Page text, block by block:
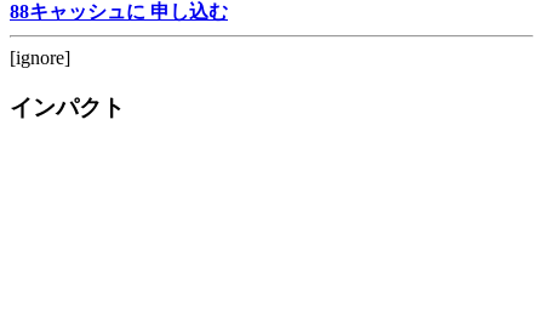
88キャッシュに 申し込む
[ignore]
インパクト